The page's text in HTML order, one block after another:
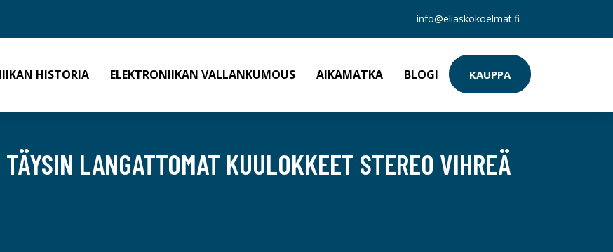
info@eliaskokoelmat.fi
HISTORIA ELEKTRONIIKAN VALLANKUMOUS AIKAMATKA BLOGI KAUPPA
TÄYSIN LANGATTOMAT KUULOKKEET STEREO VIHREÄ